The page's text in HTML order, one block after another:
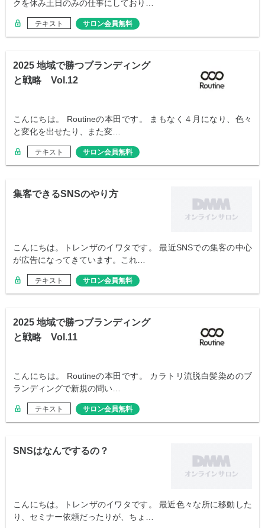
クを休み土日のみの仕事にしており…
テキスト サロン会員無料
2025 地域で勝つブランディング
と戦略 Vol.12
こんにちは。 Routineの本田です。 まもなく４月になり、色々
と変化を出せたり、また変…
テキスト サロン会員無料
集客できるSNSのやり方
こんにちは。トレンザのイワタです。 最近SNSでの集客の中心
が広告になってきています。これ…
テキスト サロン会員無料
2025 地域で勝つブランディング
と戦略 Vol.11
こんにちは。 Routineの本田です。 カラトリ流脱白髪染めのブ
ランディングで新規の問い…
テキスト サロン会員無料
SNSはなんでするの？
こんにちは。トレンザのイワタです。 最近色々な所に移動した
り、セミナー依頼だったりが、ちょ…